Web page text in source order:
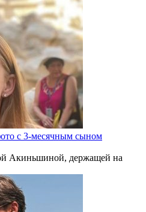
с 3-месячным сыном
Акиньшиной, держащей на